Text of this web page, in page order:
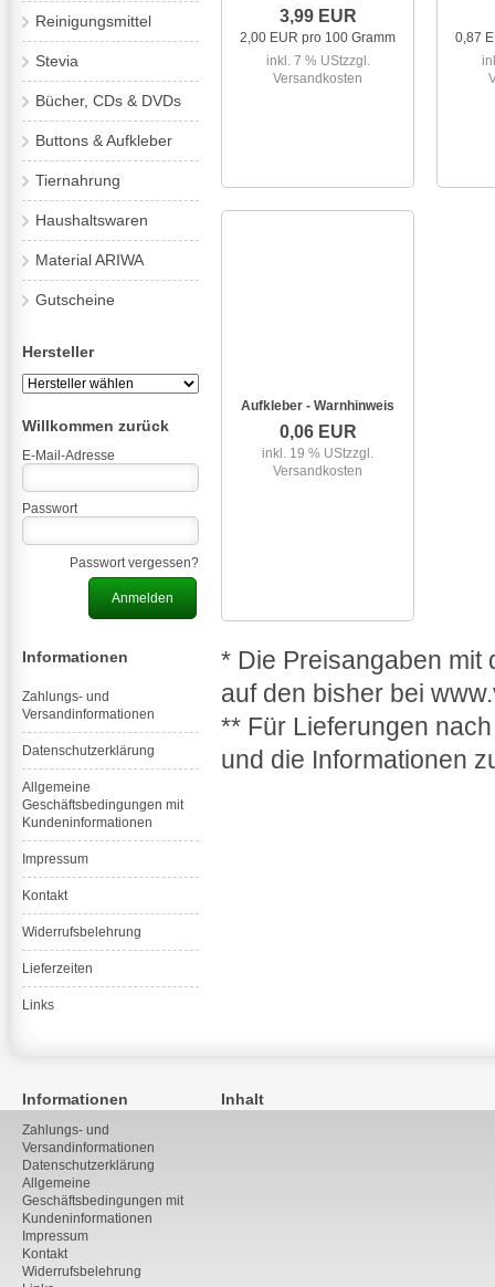
Reinigungsmittel
Stevia
Bücher, CDs & DVDs
Buttons & Aufkleber
Tiernahrung
Haushaltswaren
Material ARIWA
Gutscheine
Hersteller
Willkommen zurück
E-Mail-Adresse
Passwort
Passwort vergessen?
Informationen
Zahlungs- und
Versandinformationen
Datenschutzerklärung
Allgemeine
Geschäftsbedingungen mit
Kundeninformationen
Impressum
Kontakt
Widerrufsbelehrung
Lieferzeiten
Links
3,99 EUR
2,00 EUR pro 100 Gramm
inkl. 7 % UStzzgl.
Versandkosten
0,87
Aufkleber - Warnhinweis
0,06 EUR
inkl. 19 % UStzzgl.
Versandkosten
* Die Preisangaben
auf den bisher bei
** Für Lieferungen
und die Informationen
Informationen
Zahlungs- und
Versandinformationen
Datenschutzerklärung
Allgemeine
Geschäftsbedingungen mit
Kundeninformationen
Impressum
Kontakt
Widerrufsbelehrung
Inhalt